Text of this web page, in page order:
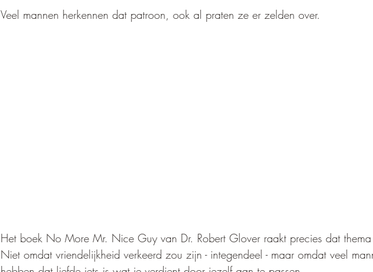
Veel mannen herkennen dat patroon, ook al praten ze er zelden over.
Het boek No More Mr. Nice Guy van Dr. Robert Glover raakt precies dat
Niet omdat vriendelijkheid verkeerd zou zijn - integendeel - maar omdat veel